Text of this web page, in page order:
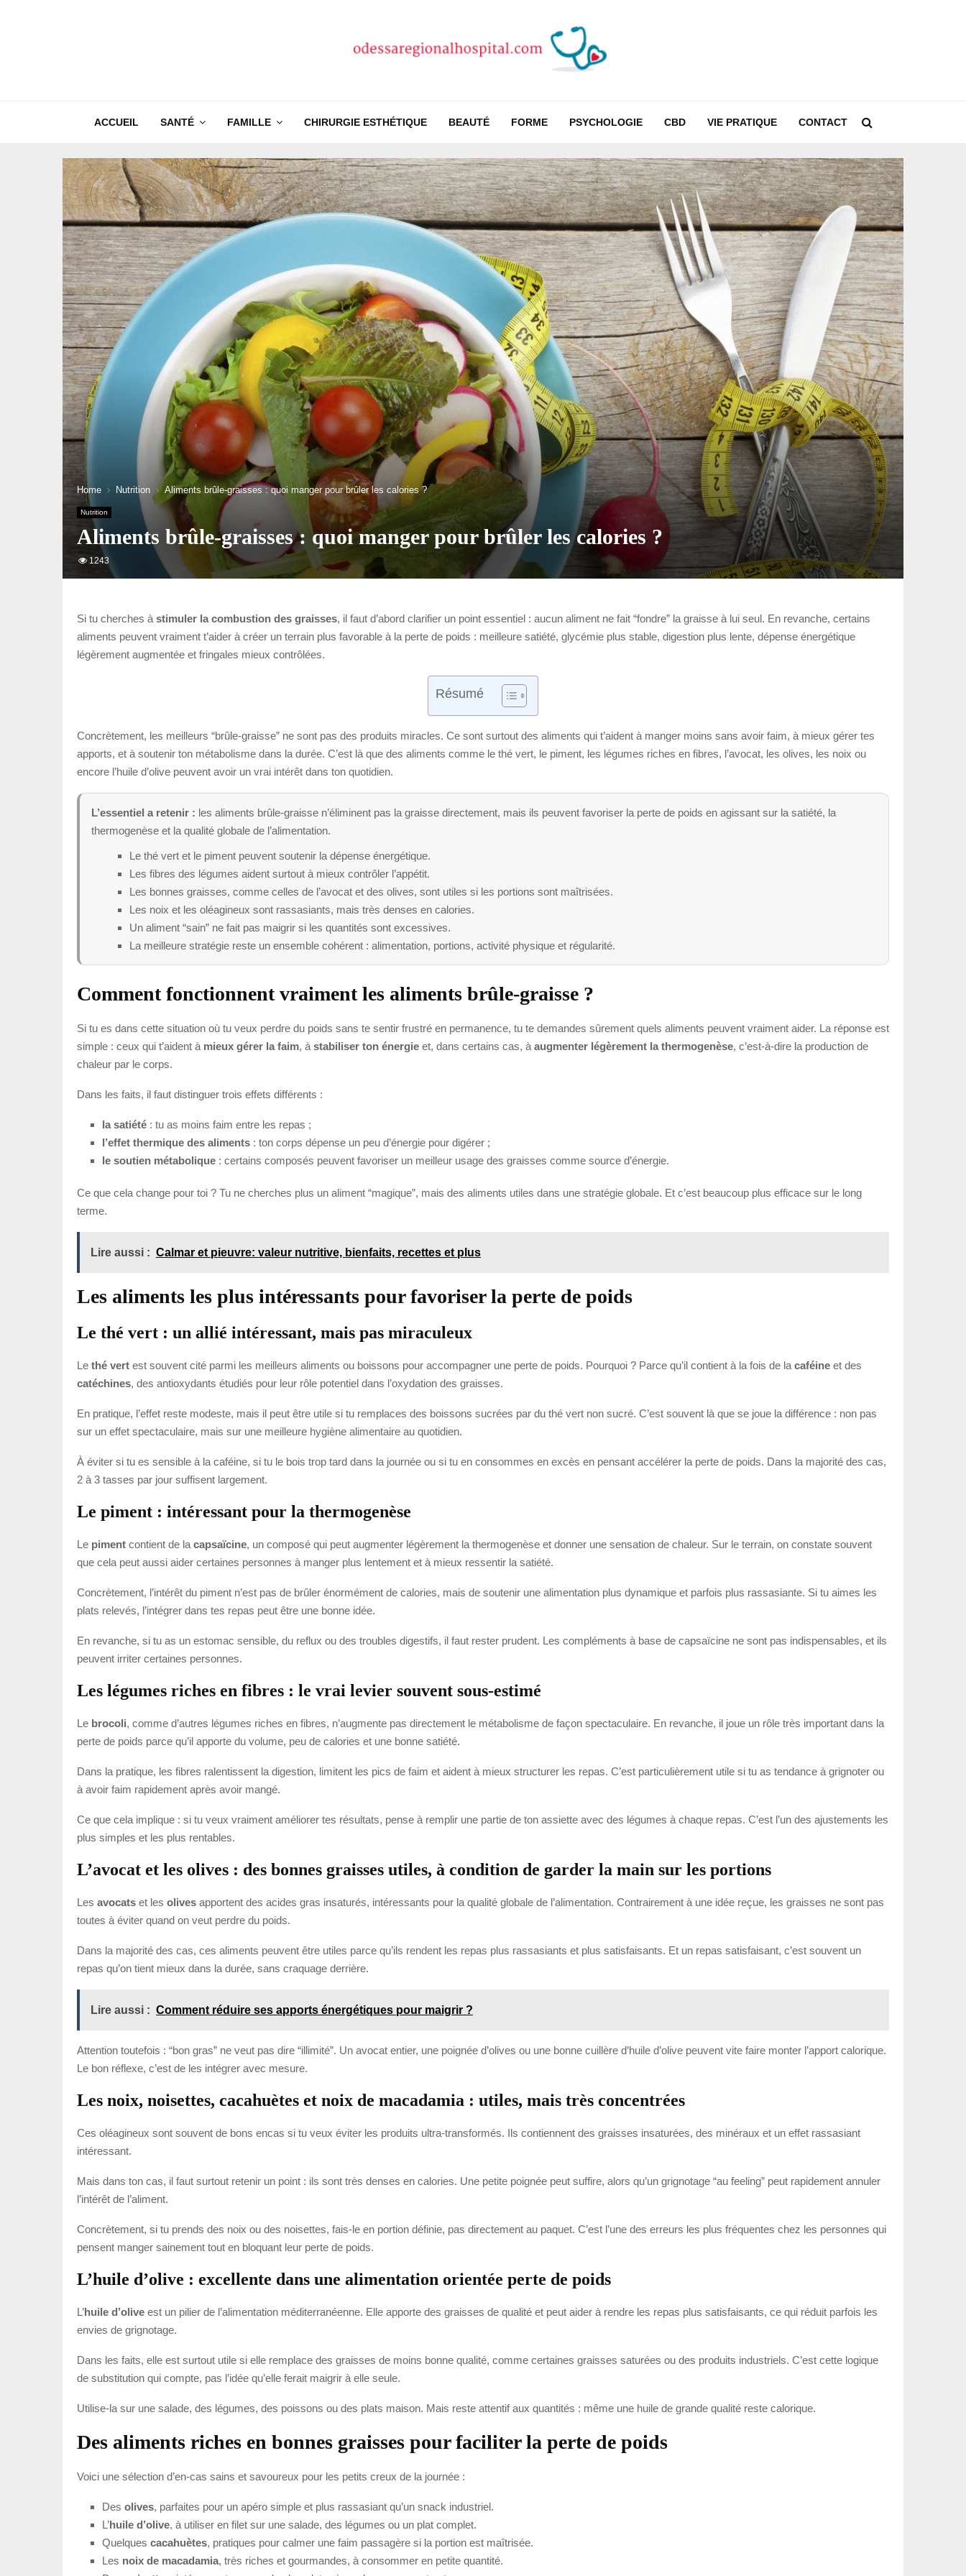
ACCUEIL SANTÉ FAMILLE CHIRURGIE ESTHÉTIQUE BEAUTÉ FORME PSYCHOLOGIE CBD VIE PRATIQUE CONTACT
Home Nutrition Aliments brûle-graisses : quoi manger pour brûler les calories ?
Nutrition
Aliments brûle-graisses : quoi manger pour brûler les calories ?
1243
Si tu cherches à stimuler la combustion des graisses, il faut d’abord clarifier un point essentiel : aucun aliment ne fait “fondre” la graisse à lui seul. En revanche, certains
aliments peuvent vraiment t’aider à créer un terrain plus favorable à la perte de poids : meilleure satiété, glycémie plus stable, digestion plus lente, dépense énergétique
légèrement augmentée et fringales mieux contrôlées.
Résumé
Concrètement, les meilleurs “brûle-graisse” ne sont pas des produits miracles. Ce sont surtout des aliments qui t’aident à manger moins sans avoir faim, à mieux gérer tes
apports, et à soutenir ton métabolisme dans la durée. C’est là que des aliments comme le thé vert, le piment, les légumes riches en fibres, l’avocat, les olives, les noix ou
encore l’huile d’olive peuvent avoir un vrai intérêt dans ton quotidien.
L’essentiel a retenir : les aliments brûle-graisse n’éliminent pas la graisse directement, mais ils peuvent favoriser la perte de poids en agissant sur la satiété, la
thermogenèse et la qualité globale de l’alimentation.
Le thé vert et le piment peuvent soutenir la dépense énergétique.
Les fibres des légumes aident surtout à mieux contrôler l’appétit.
Les bonnes graisses, comme celles de l’avocat et des olives, sont utiles si les portions sont maîtrisées.
Les noix et les oléagineux sont rassasiants, mais très denses en calories.
Un aliment “sain” ne fait pas maigrir si les quantités sont excessives.
La meilleure stratégie reste un ensemble cohérent : alimentation, portions, activité physique et régularité.
Comment fonctionnent vraiment les aliments brûle-graisse ?
Si tu es dans cette situation où tu veux perdre du poids sans te sentir frustré en permanence, tu te demandes sûrement quels aliments peuvent vraiment aider. La réponse est
simple : ceux qui t’aident à mieux gérer la faim, à stabiliser ton énergie et, dans certains cas, à augmenter légèrement la thermogenèse, c’est-à-dire la production de
chaleur par le corps.
Dans les faits, il faut distinguer trois effets différents :
la satiété : tu as moins faim entre les repas ;
l’effet thermique des aliments : ton corps dépense un peu d’énergie pour digérer ;
le soutien métabolique : certains composés peuvent favoriser un meilleur usage des graisses comme source d’énergie.
Ce que cela change pour toi ? Tu ne cherches plus un aliment “magique”, mais des aliments utiles dans une stratégie globale. Et c’est beaucoup plus efficace sur le long
terme.
Lire aussi : Calmar et pieuvre: valeur nutritive, bienfaits, recettes et plus
Les aliments les plus intéressants pour favoriser la perte de poids
Le thé vert : un allié intéressant, mais pas miraculeux
Le thé vert est souvent cité parmi les meilleurs aliments ou boissons pour accompagner une perte de poids. Pourquoi ? Parce qu’il contient à la fois de la caféine et des
catéchines, des antioxydants étudiés pour leur rôle potentiel dans l’oxydation des graisses.
En pratique, l’effet reste modeste, mais il peut être utile si tu remplaces des boissons sucrées par du thé vert non sucré. C’est souvent là que se joue la différence : non pas
sur un effet spectaculaire, mais sur une meilleure hygiène alimentaire au quotidien.
À éviter si tu es sensible à la caféine, si tu le bois trop tard dans la journée ou si tu en consommes en excès en pensant accélérer la perte de poids. Dans la majorité des cas,
2 à 3 tasses par jour suffisent largement.
Le piment : intéressant pour la thermogenèse
Le piment contient de la capsaïcine, un composé qui peut augmenter légèrement la thermogenèse et donner une sensation de chaleur. Sur le terrain, on constate souvent
que cela peut aussi aider certaines personnes à manger plus lentement et à mieux ressentir la satiété.
Concrètement, l’intérêt du piment n’est pas de brûler énormément de calories, mais de soutenir une alimentation plus dynamique et parfois plus rassasiante. Si tu aimes les
plats relevés, l’intégrer dans tes repas peut être une bonne idée.
En revanche, si tu as un estomac sensible, du reflux ou des troubles digestifs, il faut rester prudent. Les compléments à base de capsaïcine ne sont pas indispensables, et ils
peuvent irriter certaines personnes.
Les légumes riches en fibres : le vrai levier souvent sous-estimé
Le brocoli, comme d’autres légumes riches en fibres, n’augmente pas directement le métabolisme de façon spectaculaire. En revanche, il joue un rôle très important dans la
perte de poids parce qu’il apporte du volume, peu de calories et une bonne satiété.
Dans la pratique, les fibres ralentissent la digestion, limitent les pics de faim et aident à mieux structurer les repas. C’est particulièrement utile si tu as tendance à grignoter ou
à avoir faim rapidement après avoir mangé.
Ce que cela implique : si tu veux vraiment améliorer tes résultats, pense à remplir une partie de ton assiette avec des légumes à chaque repas. C’est l’un des ajustements les
plus simples et les plus rentables.
L’avocat et les olives : des bonnes graisses utiles, à condition de garder la main sur les portions
Les avocats et les olives apportent des acides gras insaturés, intéressants pour la qualité globale de l’alimentation. Contrairement à une idée reçue, les graisses ne sont pas
toutes à éviter quand on veut perdre du poids.
Dans la majorité des cas, ces aliments peuvent être utiles parce qu’ils rendent les repas plus rassasiants et plus satisfaisants. Et un repas satisfaisant, c’est souvent un
repas qu’on tient mieux dans la durée, sans craquage derrière.
Lire aussi : Comment réduire ses apports énergétiques pour maigrir ?
Attention toutefois : “bon gras” ne veut pas dire “illimité”. Un avocat entier, une poignée d’olives ou une bonne cuillère d’huile d’olive peuvent vite faire monter l’apport calorique.
Le bon réflexe, c’est de les intégrer avec mesure.
Les noix, noisettes, cacahuètes et noix de macadamia : utiles, mais très concentrées
Ces oléagineux sont souvent de bons encas si tu veux éviter les produits ultra-transformés. Ils contiennent des graisses insaturées, des minéraux et un effet rassasiant
intéressant.
Mais dans ton cas, il faut surtout retenir un point : ils sont très denses en calories. Une petite poignée peut suffire, alors qu’un grignotage “au feeling” peut rapidement annuler
l’intérêt de l’aliment.
Concrètement, si tu prends des noix ou des noisettes, fais-le en portion définie, pas directement au paquet. C’est l’une des erreurs les plus fréquentes chez les personnes qui
pensent manger sainement tout en bloquant leur perte de poids.
L’huile d’olive : excellente dans une alimentation orientée perte de poids
L’huile d’olive est un pilier de l’alimentation méditerranéenne. Elle apporte des graisses de qualité et peut aider à rendre les repas plus satisfaisants, ce qui réduit parfois les
envies de grignotage.
Dans les faits, elle est surtout utile si elle remplace des graisses de moins bonne qualité, comme certaines graisses saturées ou des produits industriels. C’est cette logique
de substitution qui compte, pas l’idée qu’elle ferait maigrir à elle seule.
Utilise-la sur une salade, des légumes, des poissons ou des plats maison. Mais reste attentif aux quantités : même une huile de grande qualité reste calorique.
Des aliments riches en bonnes graisses pour faciliter la perte de poids
Voici une sélection d’en-cas sains et savoureux pour les petits creux de la journée :
Des olives, parfaites pour un apéro simple et plus rassasiant qu’un snack industriel.
L’huile d’olive, à utiliser en filet sur une salade, des légumes ou un plat complet.
Quelques cacahuètes, pratiques pour calmer une faim passagère si la portion est maîtrisée.
Les noix de macadamia, très riches et gourmandes, à consommer en petite quantité.